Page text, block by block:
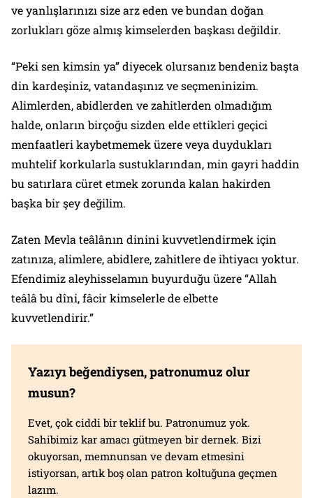
ve yanlışlarınızı size arz eden ve bundan doğan
zorlukları göze almış kimselerden başkası değildir.
“Peki sen kimsin ya” diyecek olursanız bendeniz başta
din kardeşiniz, vatandaşınız ve seçmeninizim.
Alimlerden, abidlerden ve zahitlerden olmadığım
halde, onların birçoğu sizden elde ettikleri geçici
menfaatleri kaybetmemek üzere veya duydukları
muhtelif korkularla sustuklarından, min gayri haddin
bu satırlara cüret etmek zorunda kalan hakirden
başka bir şey değilim.
Zaten Mevla teâlânın dinini kuvvetlendirmek için
zatınıza, alimlere, abidlere, zahitlere de ihtiyacı yoktur.
Efendimiz aleyhisselamın buyurduğu üzere “Allah
teâlâ bu dîni, fâcir kimselerle de elbette
kuvvetlendirir.”
Yazıyı beğendiysen, patronumuz olur
musun?
Evet, çok ciddi bir teklif bu. Patronumuz yok.
Sahibimiz kar amacı gütmeyen bir dernek. Bizi
okuyorsan, memnunsan ve devam etmesini
istiyorsan, artık boş olan patron koltuğuna geçmen
lazım.